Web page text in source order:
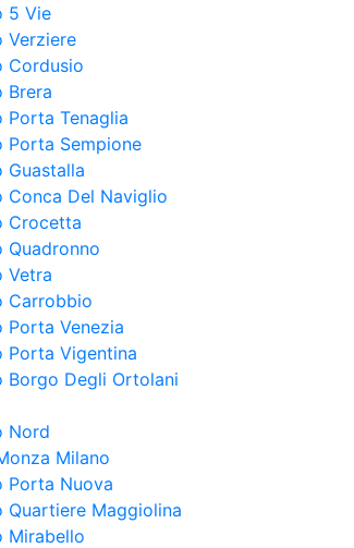
5 Vie
Verziere
Cordusio
Brera
Porta Tenaglia
Porta Sempione
Guastalla
Conca Del Naviglio
Crocetta
Quadronno
Vetra
Carrobbio
Porta Venezia
Porta Vigentina
Borgo Degli Ortolani
Nord
Milano
Porta Nuova
Quartiere Maggiolina
Mirabello